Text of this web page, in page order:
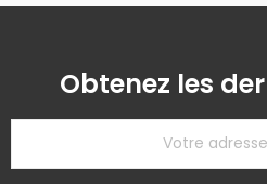
Obtenez les